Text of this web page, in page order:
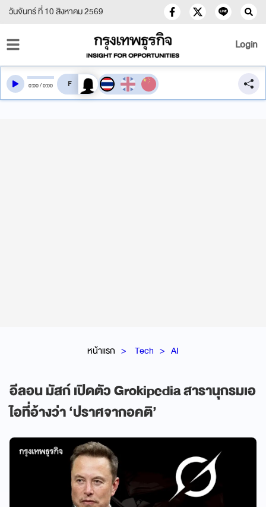
วันจันทร์ ที่ 10 สิงหาคม 2569
Login
หน้าแรก Tech AI
อีลอน มัสก์ เปิดตัว Grokipedia สารานุกรมเอ
ไอที่อ้างว่า ‘ปราศจากอคติ’
0:00/0:00 สลับเสียงอ่าน